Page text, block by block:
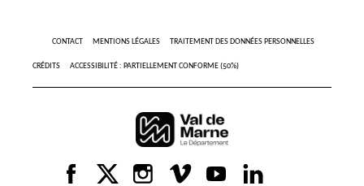
CONTACT MENTIONS LÉGALES TRAITEMENT DES DONNÉES PERSONNELLES
CRÉDITS ACCESSIBILITÉ : PARTIELLEMENT CONFORME (50%)